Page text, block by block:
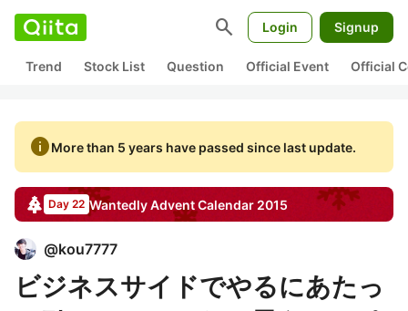
search Login Signup
Trend Stock List Question Official Event Official
infoMore than 5 years have passed since last update.
Day 22 WantedlyAdvent Calendar 2015
@kou7777
ビジネスサイドでやるにあたっ